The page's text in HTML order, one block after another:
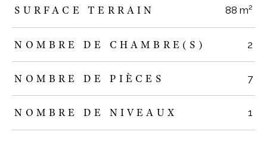
SURFACE TERRAIN 88 m²
NOMBRE DE CHAMBRE(S) 2
NOMBRE DE PIÈCES 7
NOMBRE DE NIVEAUX 1